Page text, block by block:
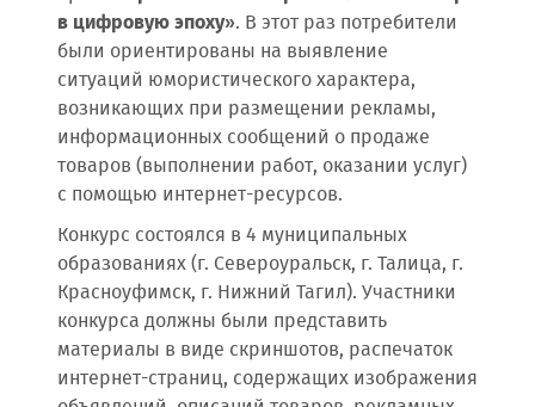
в цифровую эпоху». В этот раз потребители
были ориентированы на выявление
ситуаций юмористического характера,
возникающих при размещении рекламы,
информационных сообщений о продаже
товаров (выполнении работ, оказании услуг)
с помощью интернет-ресурсов.
Конкурс состоялся в 4 муниципальных
образованиях (г. Североуральск, г. Талица, г.
Красноуфимск, г. Нижний Тагил). Участники
конкурса должны были представить
материалы в виде скриншотов, распечаток
интернет-страниц, содержащих изображения